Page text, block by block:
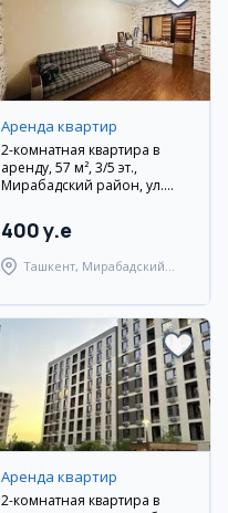
Аренда квартир
2-комнатная квартира в
аренду, 57 м², 3/5 эт.,
Мирабадский район, ул.
400 y.e
Ташкент, Мирабадский
Аренда квартир
2-комнатная квартира в